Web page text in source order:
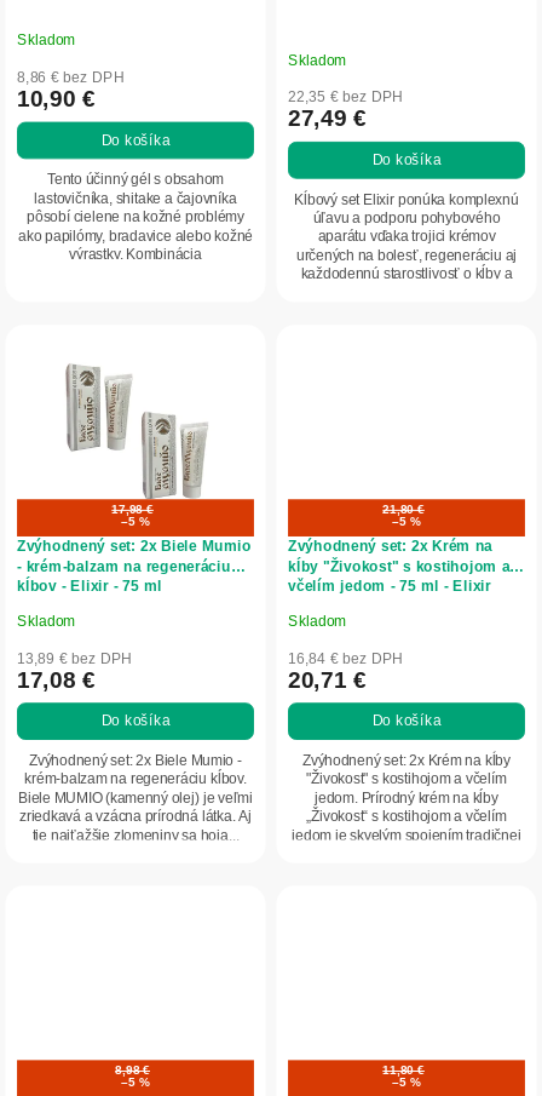
t
v
Priemerné
hodnotenie
produktu
je
5,0
hviezdičiek.
Skladom
8,86 € bez DPH
10,90 €
Do košíka
Tento účinný gél s obsahom
lastovičníka, shitake a čajovníka
pôsobí cielene na kožné problémy
ako papilómy, bradavice alebo kožné
výrastky. Kombinácia
Skladom
22,35 € bez DPH
27,49 €
Do košíka
Kĺbový set Elixir ponúka komplexnú
úľavu a podporu pohybového
aparátu vďaka trojici krémov
určených na bolesť, regeneráciu aj
každodennú starostlivosť o kĺby a
17,98 €
–5 %
Zvýhodnený set: 2x Biele Mumio
- krém-balzam na regeneráciu
kĺbov - Elixir - 75 ml
Priemerné
hodnotenie
produktu
je
4,5
5
hviezdičiek.
Skladom
13,89 € bez DPH
17,08 €
Do košíka
Zvýhodnený set: 2x Biele Mumio -
krém-balzam na regeneráciu kĺbov.
Biele MUMIO (kamenný olej) je veľmi
zriedkavá a vzácna prírodná látka. Aj
tie najťažšie zlomeniny sa hoja...
21,80 €
–5 %
Zvýhodnený set: 2x Krém na
kĺby "Živokost" s kostihojom a
včelím jedom - 75 ml - Elixir
Priemerné
hodnotenie
produktu
je
5,0
hviezdičiek.
Skladom
16,84 € bez DPH
20,71 €
Do košíka
Zvýhodnený set: 2x Krém na kĺby
"Živokost" s kostihojom a včelím
jedom. Prírodný krém na kĺby
„Živokost“ s kostihojom a včelím
jedom je skvelým spojením tradičnej
8,98 €
–5 %
11,80 €
–5 %